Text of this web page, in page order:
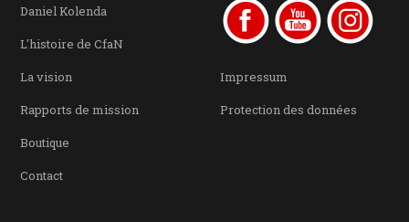
Daniel Kolenda
L'histoire de CfaN
La vision
Rapports de mission
Boutique
Contact
Impressum
Protection des données